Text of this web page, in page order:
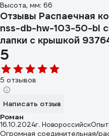
Высота, мм: 66
Отзывы Распаечная
nss-db-hw-103-50-bl
лапки с крышкой
5
5 отзывов
Написать отзыв
Роман
16.10.2024г. Новороссийск
Огромная соединительная/